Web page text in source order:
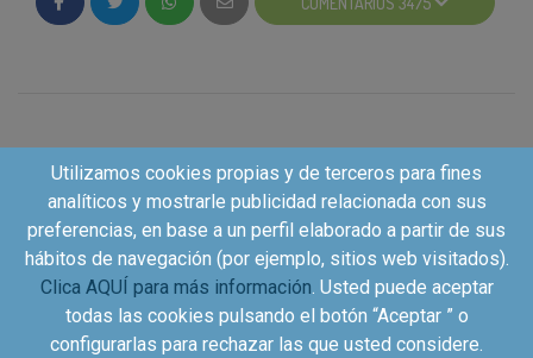
Esperamos que disfrutéis mucho a lo largo de estos
Utilizamos cookies propias y de terceros para fines
analíticos y mostrarle publicidad relacionada con sus
preferencias, en base a un perfil elaborado a partir de sus
hábitos de navegación (por ejemplo, sitios web visitados).
Clica AQUÍ para más información. Usted puede aceptar
todas las cookies pulsando el botón “Aceptar ” o
configurarlas para rechazar las que usted considere.